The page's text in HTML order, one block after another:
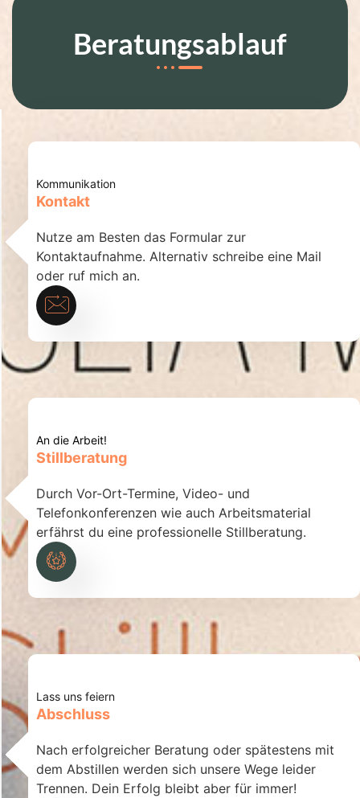
Beratungsablauf
Kommunikation
Kontakt
Nutze am Besten das Formular zur
Kontaktaufnahme. Alternativ schreibe eine Mail
oder ruf mich an.
An die Arbeit!
Stillberatung
Durch Vor-Ort-Termine, Video- und
Telefonkonferenzen wie auch Arbeitsmaterial
erfährst du eine professionelle Stillberatung.
Lass uns feiern
Abschluss
Nach erfolgreicher Beratung oder spätestens mit
dem Abstillen werden sich unsere Wege leider
Trennen. Dein Erfolg bleibt aber für immer!